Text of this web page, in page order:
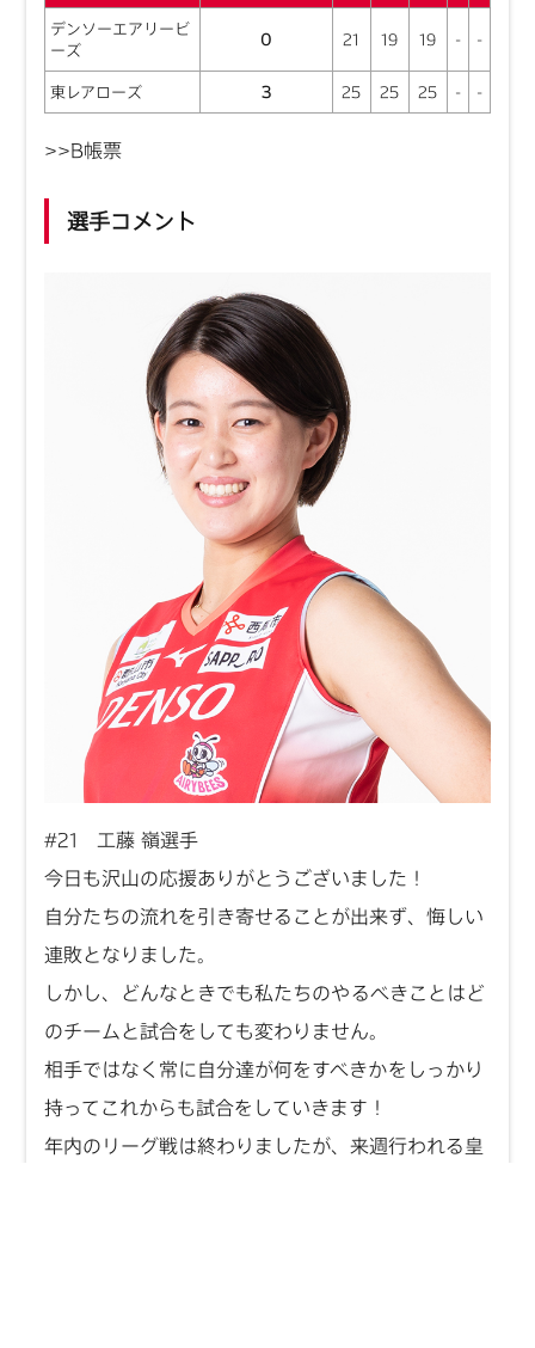
デンソーエアリービ
ーズ
0 21 19 19 - -
東レアローズ 3 25 25 25 - -
>>B帳票
選手コメント
#21 工藤 嶺選手
今日も沢山の応援ありがとうございました！
自分たちの流れを引き寄せることが出来ず、悔しい
連敗となりました。
しかし、どんなときでも私たちのやるべきことはど
のチームと試合をしても変わりません。
相手ではなく常に自分達が何をすべきかをしっかり
持ってこれからも試合をしていきます！
年内のリーグ戦は終わりましたが、来週行われる皇